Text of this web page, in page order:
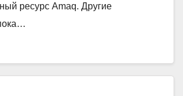
ресурс Amaq. Другие